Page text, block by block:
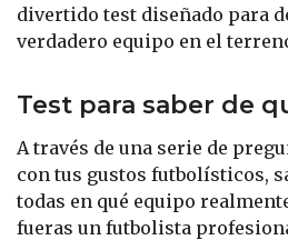
divertido test diseñado para
verdadero equipo en el
Test para saber de
A través de una serie de
con tus gustos futbolísticos,
todas en qué equipo
fueras un futbolista